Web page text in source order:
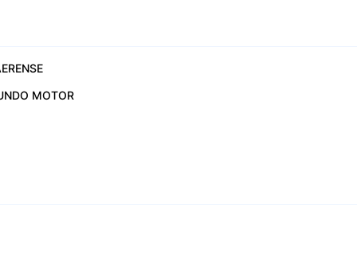
MOTOR